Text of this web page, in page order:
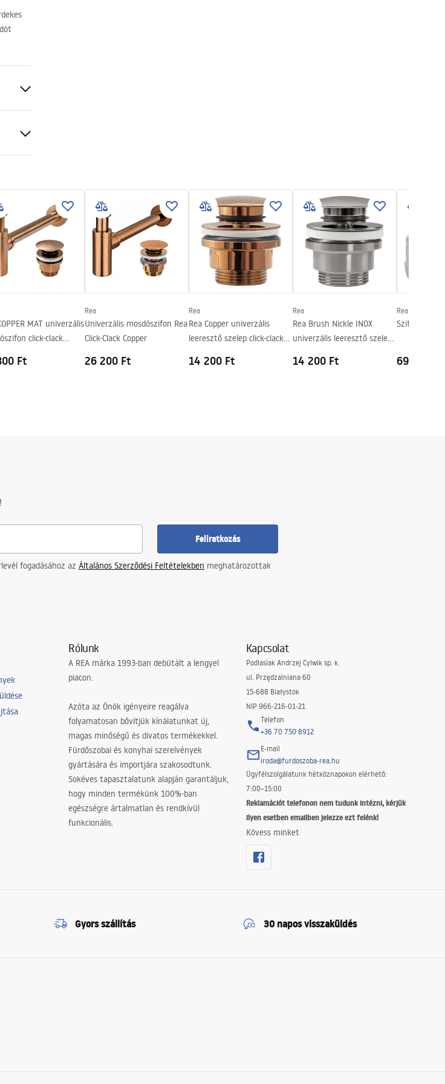
MAT univerzális
click-clack
Ft
Rea
Univerzális mosdószifon Rea
Click-Clack Copper
26 200 Ft
Rea
Rea Copper univerzális
leeresztő szelep click-clack
14 200 Ft
Rea
Rea Brush Nickle INOX
univerzális leeresztő szelep
14 200 Ft
Rea
Szifon HC2
6900 Ft
Feliratkozás
fogadásához az Általános Szerződési Feltételekben meghatározottak
Rólunk
A REA márka 1993-ban debütált a lengyel
piacon.
Azóta az Önök igényeire reagálva
folyamatosan bővítjük kínálatunkat új,
magas minőségű és divatos termékekkel.
Fürdőszobai és konyhai szerelvények
gyártására és importjára szakosodtunk.
Sokéves tapasztalatunk alapján garantáljuk,
hogy minden termékünk 100%-ban
egészségre ártalmatlan és rendkívül
funkcionális.
Kapcsolat
Podlasiak Andrzej Cylwik sp. k.
ul. Przędzalniana 60
15-688 Białystok
NIP 966-216-01-21
Telefon
+36 70 750 8912
E-mail
iroda@furdoszoba-rea.hu
Ügyfélszolgálatunk hétköznapokon elérhető:
7:00–15:00
Reklamációt telefonon nem tudunk intézni, kérjük
ilyen esetben emailben jelezze ezt felénk!
Kövess minket
Gyors szállítás 30 napos visszaküldés